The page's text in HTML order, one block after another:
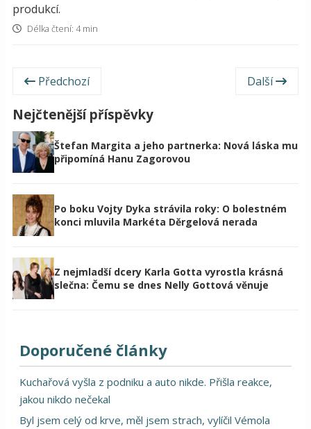
produkcí.
Délka čtení: 4 min
Předchozí Další
Nejčtenější příspěvky
Štefan Margita a jeho partnerka: Nová láska mu
připomíná Hanu Zagorovou
Po boku Vojty Dyka strávila roky: O bolestném
konci mluvila Markéta Děrgelová nerada
Z nejmladší dcery Karla Gotta vyrostla krásná
slečna: Čemu se dnes Nelly Gottová věnuje
Doporučené články
Kuchařová vyšla z podniku a auto nikde. Přišla reakce,
jakou nikdo nečekal
Byl jsem celý od krve, měl jsem strach, vylíčil Vémola